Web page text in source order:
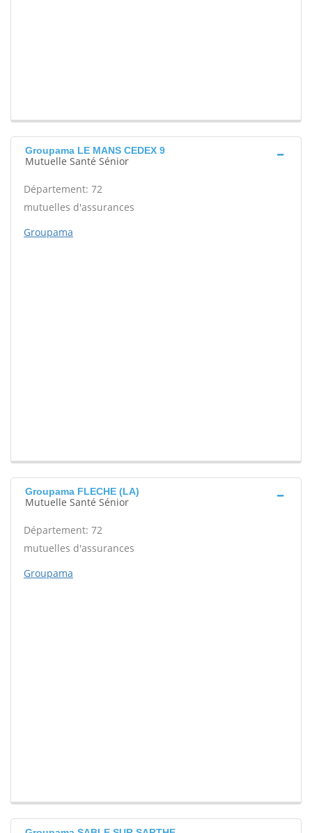
Groupama LE MANS CEDEX 9
Mutuelle Santé Sénior
Département: 72
mutuelles d'assurances
Groupama
Groupama FLECHE (LA)
Mutuelle Santé Sénior
Département: 72
mutuelles d'assurances
Groupama